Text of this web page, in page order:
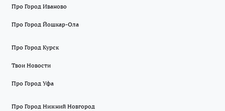
Про Город Иваново
Про Город Йошкар-Ола
Про Город Курск
Твои Новости
Про Город Уфа
Про Город Нижний Новгород